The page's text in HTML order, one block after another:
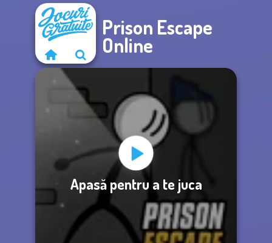
Prison Escape
Online
Apasă pentru a te juca